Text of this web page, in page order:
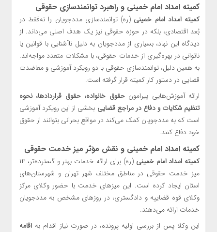
کمیته امداد امام خمینی و راهبرد توانمندسازی حقوقی
کمیته امداد امام خمینی (ره) توانمندسازی مددجویان را نه‌فقط در
بُعد اقتصادی، بلکه در حوزه حقوقی نیز یک هدف اصلی می‌داند. از
دیدگاه این نهاد، بسیاری از مددجویان به دلیل ناآشنایی با قوانین یا
ناتوانی در بهره‌گیری از خدمات حقوقی، با مشکلات متعدد مواجه‌اند.
به همین دلیل، توانمندسازی حقوقی با دو رویکرد آموزشی و معاضدت
قضایی در دستور کار کمیته قرار گرفته است.
ارائه آموزش‌هایی پیرامونحقوق خانواده، حقوق قراردادها، نحوه
تنظیم شکایات و دفاع در مراجع قضایی بخشی از این رویکرد آموزشی
است که به مددجویان کمک می‌کند در مواقع بحرانی بتوانند از حقوق
خود دفاع کنند.
کمیته امداد امام خمینی و نقش مؤثر میز خدمت حقوقی
کمیته امداد امام خمینی
(ره) برای ارائه خدمات بهتر و گسترده‌تر، ۱۴
میز خدمت حقوقی در مناطق مختلف شهر تهران و شهرستان‌های
استان ایجاد کرده است. این میزهای خدمت با حضور وکلای مرکز
وکلای قوه قضاییه و دادگستری، در روزهای مشخص به مددجویان
خدمات ارائه می‌دهند.
این وکلا پس از بررسی اولیه پرونده، در صورت نیاز اقدام بهاقامه